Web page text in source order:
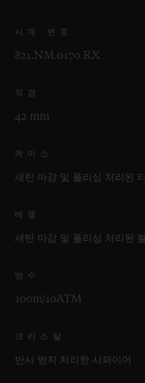
시계 번호
821.NM.0170.RX
직경
42 mm
케이스
새틴 마감 및 폴리싱 처리된
베젤
새틴 마감 및 폴리싱 처리된
방수
100m/10ATM
크리스탈
반사 방지 처리한 사파이어